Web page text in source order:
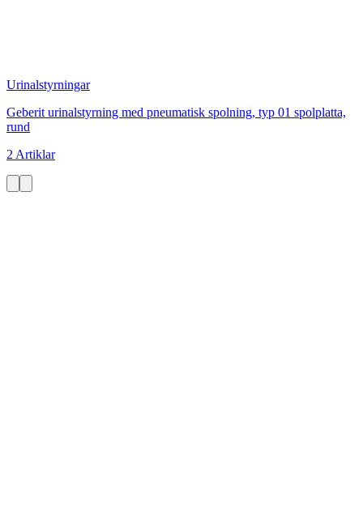
Urinalstyrningar
Geberit urinalstyrning med pneumatisk spolning, typ 01 spolplatta,
rund
2 Artiklar